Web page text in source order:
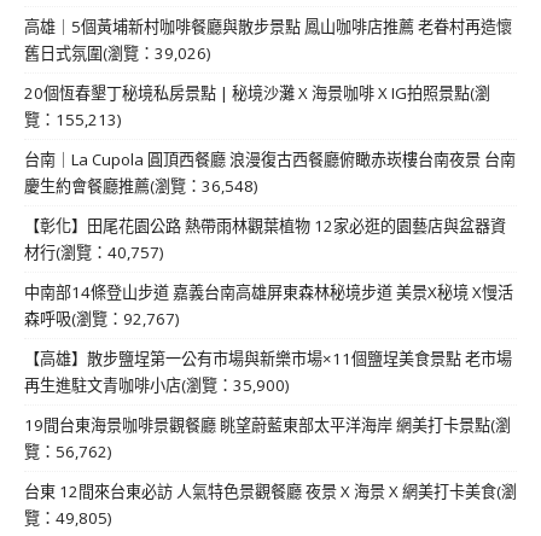
高雄｜5個黃埔新村咖啡餐廳與散步景點 鳳山咖啡店推薦 老眷村再造懷
舊日式氛圍(瀏覽：39,026)
20個恆春墾丁秘境私房景點 | 秘境沙灘 X 海景咖啡 X IG拍照景點(瀏
覽：155,213)
台南｜La Cupola 圓頂西餐廳 浪漫復古西餐廳俯瞰赤崁樓台南夜景 台南
慶生約會餐廳推薦(瀏覽：36,548)
【彰化】田尾花園公路 熱帶雨林觀葉植物 12家必逛的園藝店與盆器資
材行(瀏覽：40,757)
中南部14條登山步道 嘉義台南高雄屏東森林秘境步道 美景X秘境 X慢活
森呼吸(瀏覽：92,767)
【高雄】散步鹽埕第一公有市場與新樂市場×11個鹽埕美食景點 老市場
再生進駐文青咖啡小店(瀏覽：35,900)
19間台東海景咖啡景觀餐廳 眺望蔚藍東部太平洋海岸 網美打卡景點(瀏
覽：56,762)
台東 12間來台東必訪 人氣特色景觀餐廳 夜景 X 海景 X 網美打卡美食(瀏
覽：49,805)